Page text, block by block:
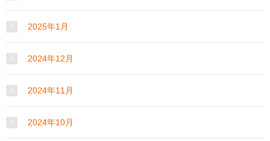
2025年1月
2024年12月
2024年11月
2024年10月